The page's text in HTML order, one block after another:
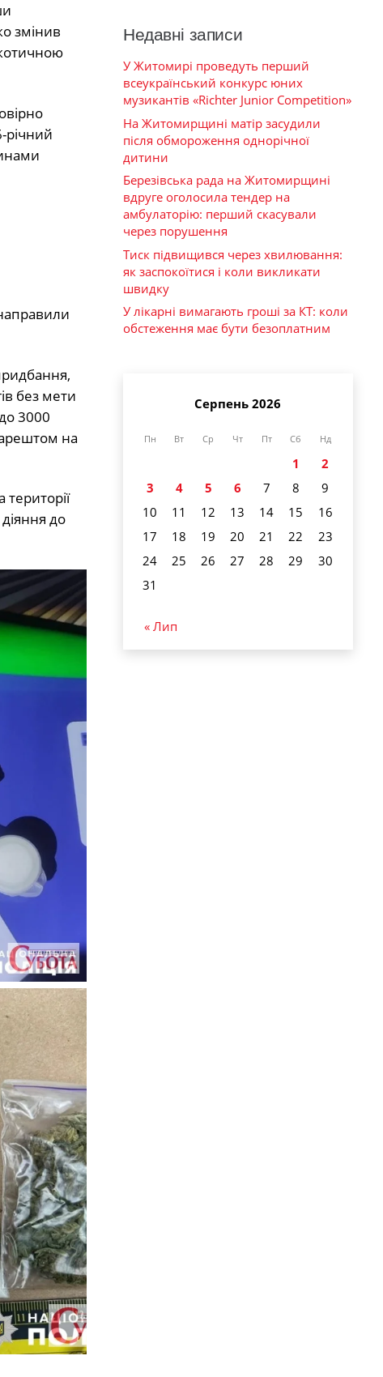
змінив
річний
без мети
3000
на
до
Недавні записи
У Житомирі проведуть перший
всеукраїнський конкурс юних
музикантів «Richter Junior Competition»
На Житомирщині матір засудили
після обмороження однорічної
дитини
Березівська рада на Житомирщині
вдруге оголосила тендер на
амбулаторію: перший скасували
через порушення
Тиск підвищився через хвилювання:
як заспокоїтися і коли викликати
швидку
У лікарні вимагають гроші за КТ: коли
обстеження має бути безоплатним
Серпень 2026
Пн Вт Ср Чт Пт Сб Нд
1
2
3
4 5 6 7 8
9
10
11 12 13 14 15
16
17
18 19 20 21 22
23
24
25 26 27 28 29
30
31
« Лип